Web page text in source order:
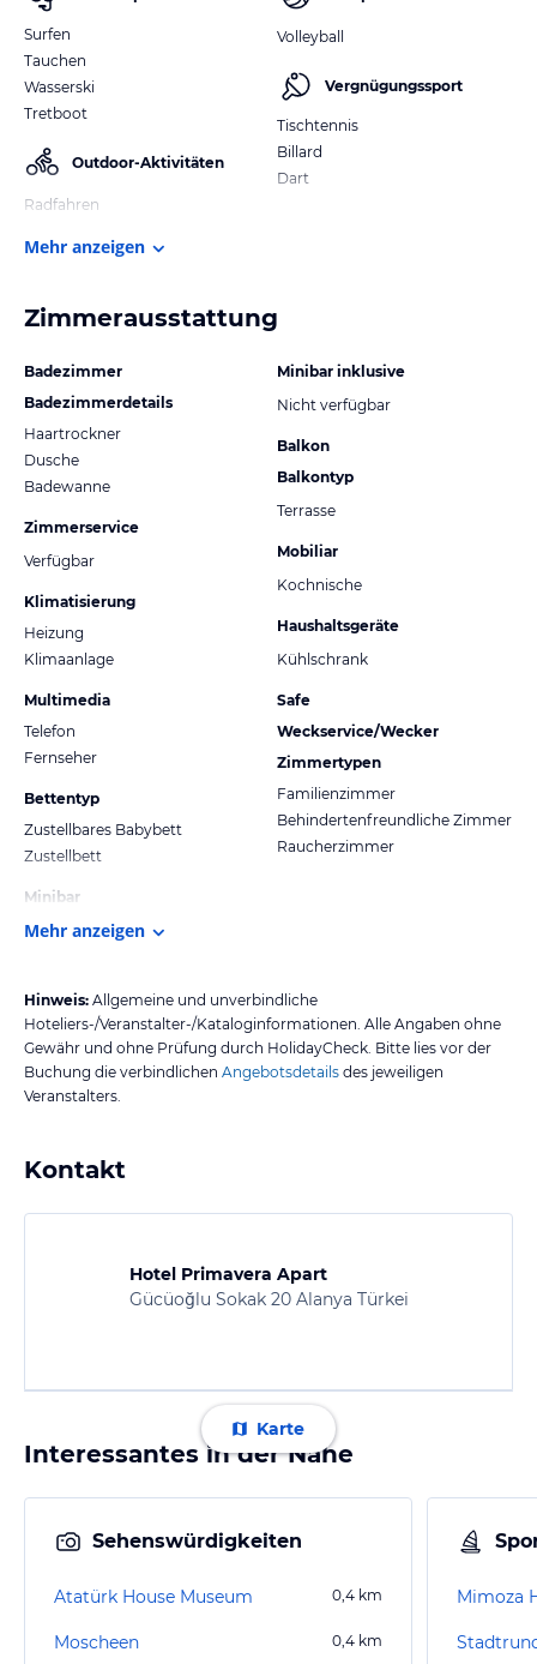
Surfen
Tauchen
Wasserski
Tretboot
Outdoor-Aktivitäten
Radfahren
Volleyball
Vergnügungssport
Tischtennis
Billard
Dart
Mehr anzeigen
Zimmerausstattung
Badezimmer
Badezimmerdetails
Haartrockner
Dusche
Badewanne
Zimmerservice
Verfügbar
Klimatisierung
Heizung
Klimaanlage
Multimedia
Telefon
Fernseher
Bettentyp
Zustellbares Babybett
Zustellbett
Minibar
Minibar inklusive
Nicht verfügbar
Balkon
Balkontyp
Terrasse
Mobiliar
Kochnische
Haushaltsgeräte
Kühlschrank
Safe
Weckservice/Wecker
Zimmertypen
Familienzimmer
Behindertenfreundliche Zimmer
Raucherzimmer
Mehr anzeigen
Hinweis: Allgemeine und unverbindliche
Hoteliers-/Veranstalter-/Kataloginformationen. Alle Angaben ohne
Gewähr und ohne Prüfung durch HolidayCheck. Bitte lies vor der
Buchung die verbindlichen Angebotsdetails des jeweiligen
Veranstalters.
Kontakt
Hotel Primavera Apart
Gücüoğlu Sokak 20 Alanya Türkei
Karte
Interessantes in der Nähe
Sehenswürdigkeiten
Atatürk House Museum 0,4 km
Moscheen 0,4 km
Mimoza